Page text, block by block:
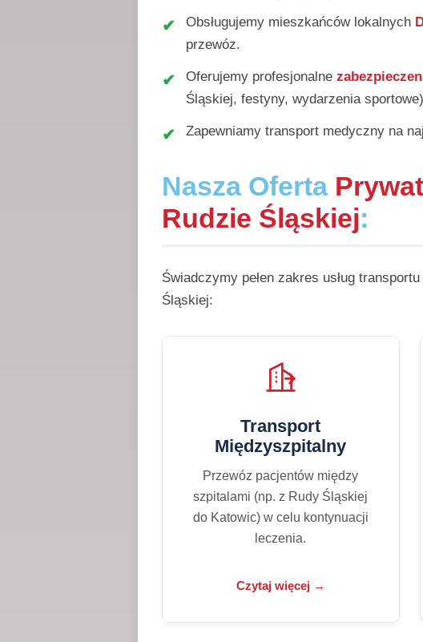
Obsługujemy mieszkańców lokalnych
przewóz.
Oferujemy profesjonalne
Śląskiej, festyny, wydarzenia
Zapewniamy transport medyczny na
Nasza Oferta
Rudzie Śląskiej:
Świadczymy pełen zakres usług
Śląskiej:
Transport
Międzyszpitalny
Przewóz pacjentów między
szpitalami (np. z Rudy Śląskiej
do Katowic) w celu kontynuacji
leczenia.
Czytaj więcej →